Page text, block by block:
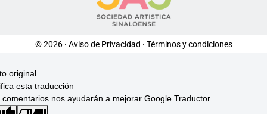
© 2026 · Aviso de Privacidad · Términos y condiciones
original
esta traducción
comentarios nos ayudarán a mejorar Google Traductor